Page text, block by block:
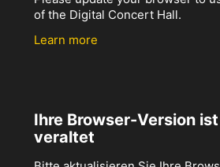
of the Digital Concert Hall.
Learn more
Ihre Browser-Version
veraltet